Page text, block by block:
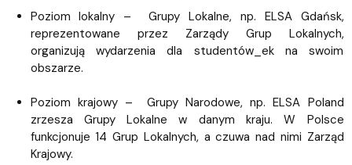
Poziom lokalny – Grupy Lokalne, np. ELSA Gdańsk,
reprezentowane przez Zarządy Grup Lokalnych,
organizują wydarzenia dla studentów_ek na swoim
obszarze.
Poziom krajowy – Grupy Narodowe, np. ELSA Poland
zrzesza Grupy Lokalne w danym kraju. W Polsce
funkcjonuje 14 Grup Lokalnych, a czuwa nad nimi Zarząd
Krajowy.